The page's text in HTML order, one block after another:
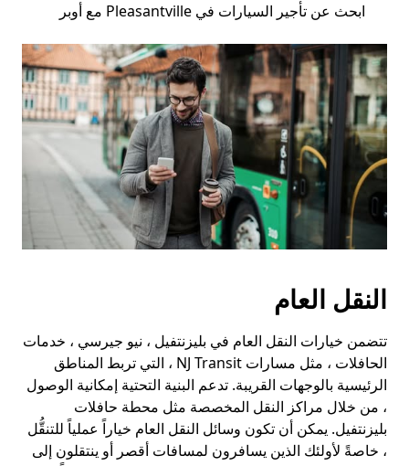
ابحث عن تأجير السيارات في Pleasantville مع أوبر
النقل العام
تتضمن خيارات النقل العام في بليزنتفيل ، نيو جيرسي ، خدمات
الحافلات ، مثل مسارات NJ Transit ، التي تربط المناطق
الرئيسية بالوجهات القريبة. تدعم البنية التحتية إمكانية الوصول
، من خلال مراكز النقل المخصصة مثل محطة حافلات
بليزنتفيل. يمكن أن تكون وسائل النقل العام خياراً عملياً للتنقُّل
، خاصةً لأولئك الذين يسافرون لمسافات أقصر أو ينتقلون إلى